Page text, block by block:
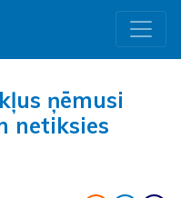
ņēmusi
netiksies